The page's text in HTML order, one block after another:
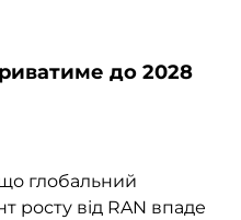
до 2028
глобальний
росту від RAN впаде